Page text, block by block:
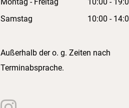
Samstag
10:00 -
Außerhalb der o. g. Zeiten nach
Terminabsprache.